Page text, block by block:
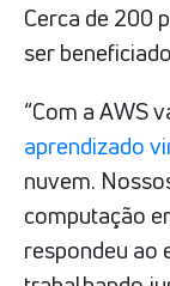
Cerca de 200
ser
“Com a AWS
aprendizado
nuvem.
computação
respondeu ao